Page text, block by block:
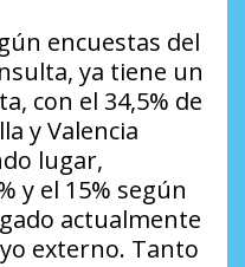
encuestas del
ya tiene un
con el 34,5% de
y Valencia
lugar,
y el 15% según
actualmente
externo. Tanto